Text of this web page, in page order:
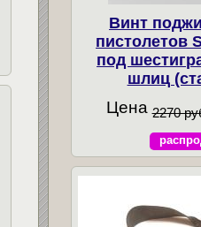
Винт
пистолетов
под
шлиц
Цена 2270